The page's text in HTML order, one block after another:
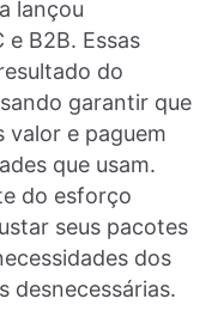
lançou
B2B. Essas
do
garantir que
valor e paguem
que usam.
do esforço
seus pacotes
dos
desnecessárias.